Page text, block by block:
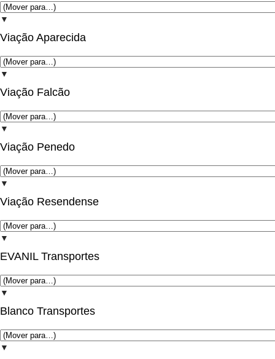
▼
Viação Aparecida
▼
Viação Falcão
▼
Viação Penedo
▼
Viação Resendense
▼
EVANIL Transportes
▼
Blanco Transportes
▼